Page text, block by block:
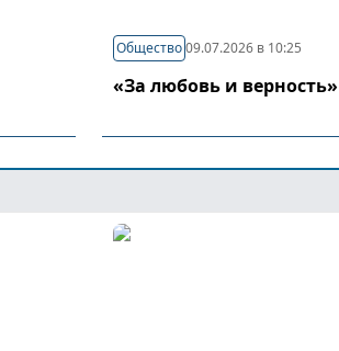
Общество 09.07.2026 в 10:25
«За любовь и верность»